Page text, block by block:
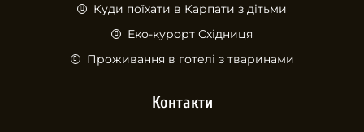
Контакти
Куди поїхати в Карпати з дітьми
Еко-курорт Східниця
Проживання в готелі з тваринами